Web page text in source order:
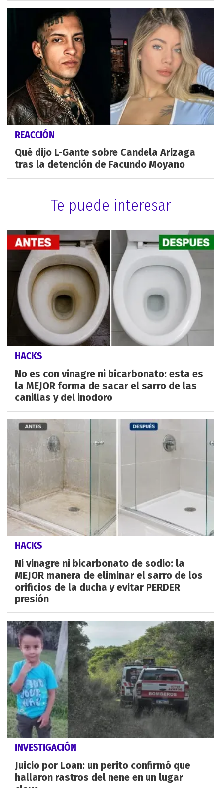
REACCIÓN
Qué dijo L-Gante sobre Candela Arizaga
tras la detención de Facundo Moyano
Te puede interesar
HACKS
No es con vinagre ni bicarbonato: esta es
la MEJOR forma de sacar el sarro de las
canillas y del inodoro
HACKS
Ni vinagre ni bicarbonato de sodio: la
MEJOR manera de eliminar el sarro de los
orificios de la ducha y evitar PERDER
presión
INVESTIGACIÓN
Juicio por Loan: un perito confirmó que
hallaron rastros del nene en un lugar